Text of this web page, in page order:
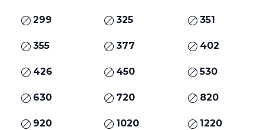
299 325 351
355 377 402
426 450 530
630 720 820
920 1020 1220